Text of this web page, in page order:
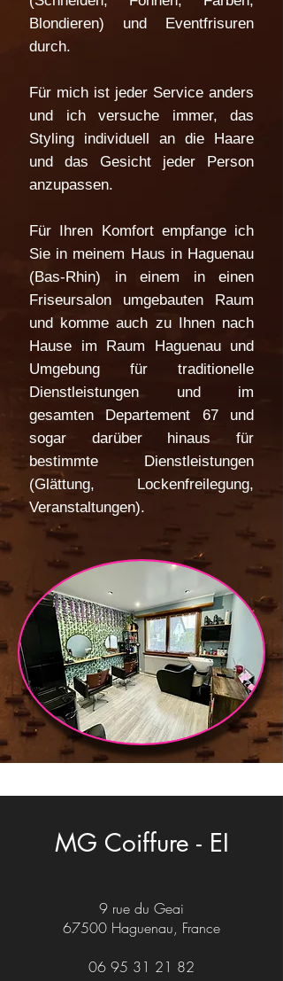
Blondieren) und Eventfrisuren
durch.
Für mich ist jeder Service anders
und ich versuche immer, das
Styling individuell an die Haare
und das Gesicht jeder Person
anzupassen.
Für Ihren Komfort empfange ich
Sie in meinem Haus in Haguenau
(Bas-Rhin) in einem in einen
Friseursalon umgebauten Raum
und komme auch zu Ihnen nach
Hause im Raum Haguenau und
Umgebung für traditionelle
Dienstleistungen und im
gesamten Departement 67 und
sogar darüber hinaus für
bestimmte Dienstleistungen
(Glättung, Lockenfreilegung,
Veranstaltungen).
MG Coiffure - EI
9 rue du Geai
67500 Haguenau, France
06 95 31 21 82